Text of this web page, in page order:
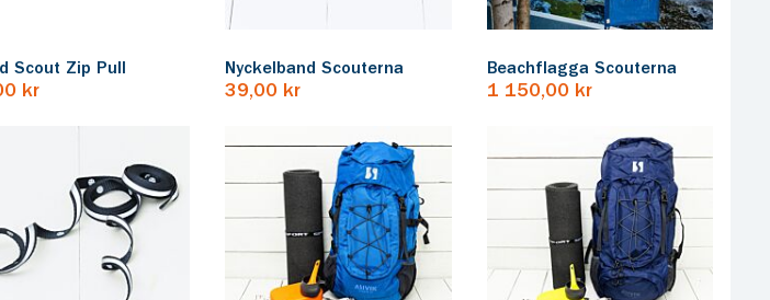
Scout Zip Pull
kr
Nyckelband Scouterna
39,00 kr
Beachflagga Scouterna
1 150,00 kr